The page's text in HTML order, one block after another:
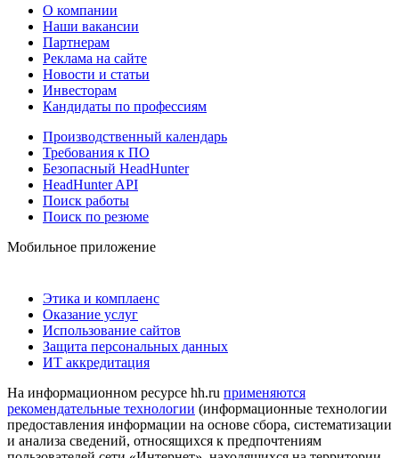
О компании
Наши вакансии
Партнерам
Реклама на сайте
Новости и статьи
Инвесторам
Кандидаты по профессиям
Производственный календарь
Требования к ПО
Безопасный HeadHunter
HeadHunter API
Поиск работы
Поиск по резюме
Мобильное приложение
Этика и комплаенс
Оказание услуг
Использование сайтов
Защита персональных данных
ИТ аккредитация
На информационном ресурсе hh.ru применяются
рекомендательные технологии (информационные технологии
предоставления информации на основе сбора, систематизации
и анализа сведений, относящихся к предпочтениям